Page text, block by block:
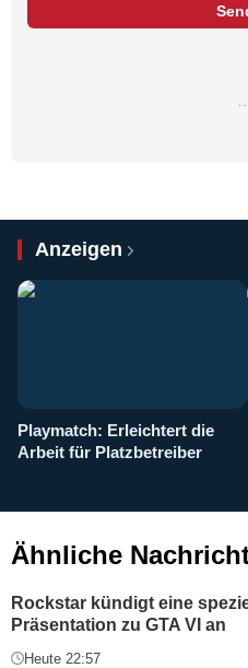
Anzeigen
Playmatch: Erleichtert die
Arbeit für Platzbetreiber
Ähnliche
Rockstar kündigt eine
Präsentation zu GTA VI an
Heute 22:57